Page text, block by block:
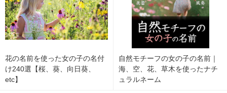
花の名前を使った女の子の名付
け240選【桜、葵、向日葵、
etc】
自然モチーフの女の子の名前｜
海、空、花、草木を使ったナチ
ュラルネーム